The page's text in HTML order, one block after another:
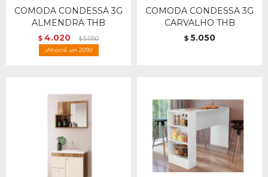
COMODA CONDESSA 3G
ALMENDRA THB
$ 4.020 $5.050
20
COMODA CONDESSA 3G
CARVALHO THB
$ 5.050